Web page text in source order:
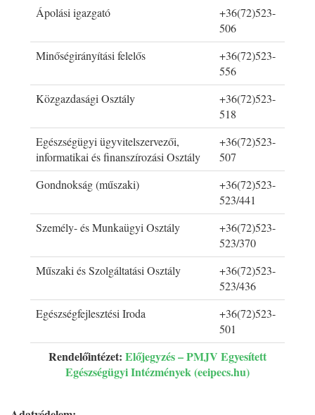
Ápolási igazgató
+36(72)523-
506
Minőségirányítási felelős
+36(72)523-
556
Közgazdasági Osztály
+36(72)523-
518
Egészségügyi ügyvitelszervezői,
informatikai és finanszírozási Osztály
+36(72)523-
507
Gondnokság (műszaki)
+36(72)523-
523/441
Személy- és Munkaügyi Osztály
+36(72)523-
523/370
Műszaki és Szolgáltatási Osztály
+36(72)523-
523/436
Egészségfejlesztési Iroda
+36(72)523-
501
Rendelőintézet: Előjegyzés – PMJV Egyesített
Egészségügyi Intézmények (eeipecs.hu)